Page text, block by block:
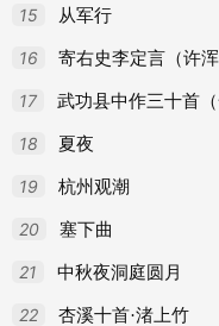
15 从军行
16 寄右史李定言（许
17 武功县中作三十首（
18 夏夜
19 杭州观潮
20 塞下曲
21 中秋夜洞庭圆月
22 杏溪十首·渚上竹